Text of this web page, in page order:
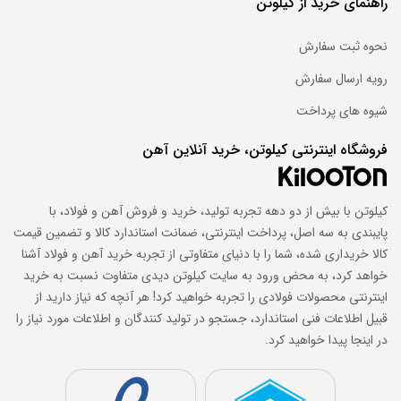
قطر اسمی: ۸ میلی‌متر
وزن تقریبی هر شاخه
نوع آج: مارپیچ (A2) و جناقی (A3)
رده مقاومتی
استاندارد تولید
نحوه عرضه: شاخه، بندیل و ظرفیت
مشخصات میلگرد 8 A2
میلگرد ۸ گرید A2 دارای آج مارپیچ با تنش تسلیم متوسط و رفتار نسبتاً
شکل‌پذیرتر در مقایسه با گریدهای سخت‌تر است و برای کاربری‌هایی که
نیاز به خم‌کاری متعارف و انعطاف بیشتر دارند گزینه مناسب‌تری
محسوب می‌شود. این گرید در عملیات آرماتوربندی سبک و اجرای
خاموت کاربرد گسترده دارد و در برابر تغییر شکل‌های کنترل‌شده عملکرد
قابل قبولی ارائه می‌دهد. با این حال در جوشکاری و خم‌های تند باید
ملاحظات فنی رعایت شود تا از کاهش مقاومت یا ایجاد ترک جلوگیری
نحوه ثبت سفارش
رویه ارسال سفارش
شیوه های پرداخت
فروشگاه اینترنتی کیلوتن، خرید آنلاین آهن
کیلوتن با بیش از دو دهه تجربه تولید، خرید و فروش آهن و فولاد، با
پایبندی به سه اصل، پرداخت اینترنتی، ضمانت استاندارد کالا و تضمین قیمت
کالا خریداری شده، شما را با دنیای متفاوتی از تجربه خرید آهن و فولاد آشنا
خواهد کرد، به محض ورود به سایت کیلوتن دیدی متفاوت نسبت به خرید
اینترنتی محصولات فولادی را تجربه خواهید کرد! هر آنچه که نیاز دارید از
قبیل اطلاعات فنی استاندارد، جستجو در تولید کنندگان و اطلاعات مورد نیاز را
در اینجا پیدا خواهید کرد.